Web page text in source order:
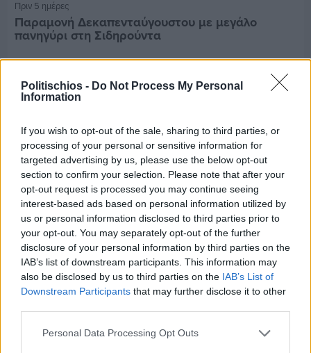
Politischios - Do Not Process My Personal
Information
If you wish to opt-out of the sale, sharing to third parties, or
processing of your personal or sensitive information for
targeted advertising by us, please use the below opt-out
section to confirm your selection. Please note that after your
opt-out request is processed you may continue seeing
interest-based ads based on personal information utilized by
us or personal information disclosed to third parties prior to
your opt-out. You may separately opt-out of the further
disclosure of your personal information by third parties on the
IAB’s list of downstream participants. This information may
also be disclosed by us to third parties on the IAB’s List of
Downstream Participants that may further disclose it to other
Personal Data Processing Opt Outs
Πριν 5 ημέρες
Παραμονή Δεκαπενταύγουστου με μεγάλο
πανηγύρι στη Σιδηρούντα
Πριν 5 ημέρες
70 χρόνια ιστορίας και συγκίνησης για το
Ανδρεάδειο Γυμνάσιο Βροντάδου